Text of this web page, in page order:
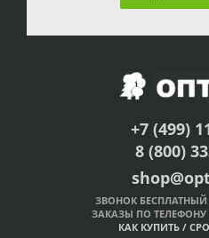
+7 (499)
8 (800)
ЗВОНОК БЕСПЛАТНЫЙ
ЗАКАЗЫ ПО
КАК КУПИТЬ /